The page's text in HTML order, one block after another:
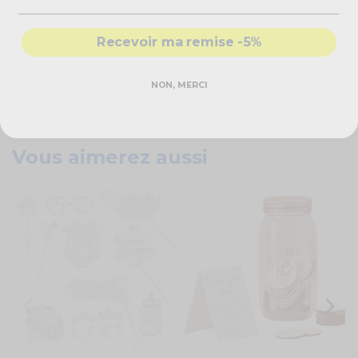
Caractéristiques techniques
Vous aimerez aussi
Recevoir ma remise -5%
NON, MERCI